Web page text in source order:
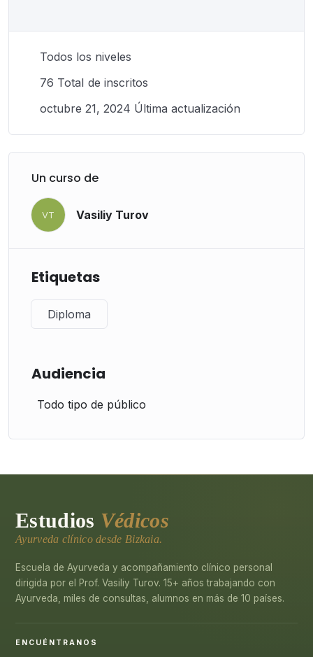
Todos los niveles
76 TotaI de inscritos
octubre 21, 2024 Última actualización
Un curso de
VT Vasiliy Turov
Etiquetas
Diploma
Audiencia
Todo tipo de público
Estudios Védicos
Ayurveda clínico desde Bizkaia.
Escuela de Ayurveda y acompañamiento clínico personal
dirigida por el Prof. Vasiliy Turov. 15+ años trabajando con
Ayurveda, miles de consultas, alumnos en más de 10 países.
ENCUÉNTRANOS